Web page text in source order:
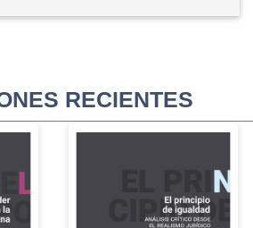
RECIENTES